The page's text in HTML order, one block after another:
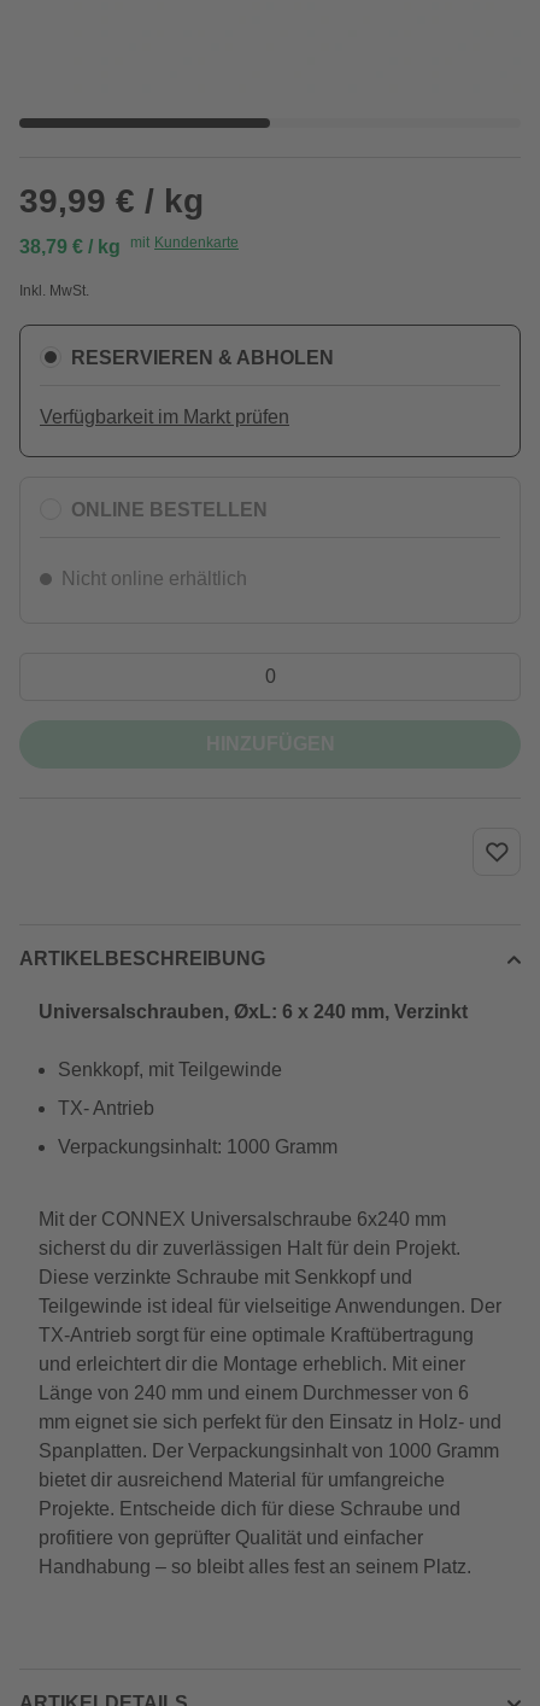
39,99 € / kg
38,79 € / kg mit Kundenkarte
Inkl. MwSt.
RESERVIEREN & ABHOLEN
Verfügbarkeit im Markt prüfen
ONLINE BESTELLEN
Nicht online erhältlich
ARTIKELBESCHREIBUNG
Universalschrauben, ØxL: 6 x 240 mm, Verzinkt
Senkkopf, mit Teilgewinde
TX- Antrieb
Verpackungsinhalt: 1000 Gramm
Mit der CONNEX Universalschraube 6x240 mm
sicherst du dir zuverlässigen Halt für dein Projekt.
Diese verzinkte Schraube mit Senkkopf und
Teilgewinde ist ideal für vielseitige Anwendungen. Der
TX-Antrieb sorgt für eine optimale Kraftübertragung
und erleichtert dir die Montage erheblich. Mit einer
Länge von 240 mm und einem Durchmesser von 6
mm eignet sie sich perfekt für den Einsatz in Holz- und
Spanplatten. Der Verpackungsinhalt von 1000 Gramm
bietet dir ausreichend Material für umfangreiche
Projekte. Entscheide dich für diese Schraube und
profitiere von geprüfter Qualität und einfacher
Handhabung – so bleibt alles fest an seinem Platz.